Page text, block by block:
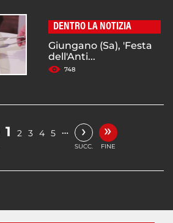
DENTRO LA NOTIZIA
Giungano (Sa), 'Festa
dell'Anti...
748
1 2 3 4 5 … ›
SUCC.
»
FINE